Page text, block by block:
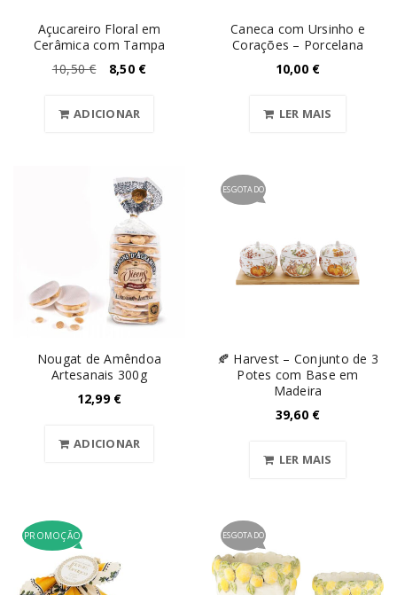
Açucareiro Floral em
Cerâmica com Tampa
10,50€ 8,50 €
ADICIONAR
Caneca com Ursinho e
Corações – Porcelana
10,00 €
LER MAIS
Nougat de Amêndoa
Artesanais 300g
12,99 €
ADICIONAR
ESGOTADO
🍂 Harvest – Conjunto de 3
Potes com Base em
Madeira
39,60 €
LER MAIS
PROMOÇÃO ESGOTADO